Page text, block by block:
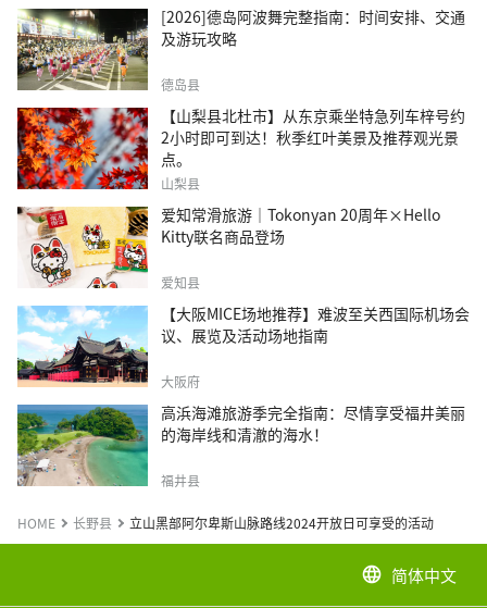
[2026]德岛阿波舞完整指南：时间安排、交通
及游玩攻略
德岛县
【山梨县北杜市】从东京乘坐特急列车梓号约
2小时即可到达！秋季红叶美景及推荐观光景
点。
山梨县
爱知常滑旅游｜Tokonyan 20周年×Hello
Kitty联名商品登场
爱知县
【大阪MICE场地推荐】难波至关西国际机场会
议、展览及活动场地指南
大阪府
高浜海滩旅游季完全指南：尽情享受福井美丽
的海岸线和清澈的海水！
福井县
HOME 长野县 立山黑部阿尔卑斯山脉路线2024开放日可享受的活动
language 简体中文